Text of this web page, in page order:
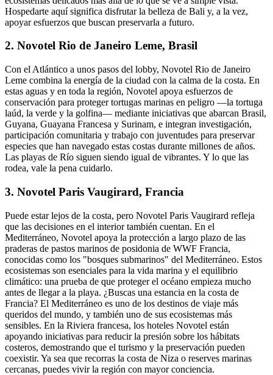
Hospedarte aquí significa disfrutar la belleza de Bali y, a la vez,
apoyar esfuerzos que buscan preservarla a futuro.
2. Novotel Rio de Janeiro Leme, Brasil
Con el Atlántico a unos pasos del lobby, Novotel Rio de Janeiro
Leme combina la energía de la ciudad con la calma de la costa. En
estas aguas y en toda la región, Novotel apoya esfuerzos de
conservación para proteger tortugas marinas en peligro —la tortuga
laúd, la verde y la golfina— mediante iniciativas que abarcan Brasil,
Guyana, Guayana Francesa y Surinam, e integran investigación,
participación comunitaria y trabajo con juventudes para preservar
especies que han navegado estas costas durante millones de años.
Las playas de Río siguen siendo igual de vibrantes. Y lo que las
rodea, vale la pena cuidarlo.
3. Novotel Paris Vaugirard, Francia
Puede estar lejos de la costa, pero Novotel Paris Vaugirard refleja
que las decisiones en el interior también cuentan. En el
Mediterráneo, Novotel apoya la protección a largo plazo de las
praderas de pastos marinos de posidonia de WWF Francia,
conocidas como los "bosques submarinos" del Mediterráneo. Estos
ecosistemas son esenciales para la vida marina y el equilibrio
climático: una prueba de que proteger el océano empieza mucho
antes de llegar a la playa. ¿Buscas una estancia en la costa de
Francia? El Mediterráneo es uno de los destinos de viaje más
queridos del mundo, y también uno de sus ecosistemas más
sensibles. En la Riviera francesa, los hoteles Novotel están
apoyando iniciativas para reducir la presión sobre los hábitats
costeros, demostrando que el turismo y la preservación pueden
coexistir. Ya sea que recorras la costa de Niza o reserves marinas
cercanas, puedes vivir la región con mayor conciencia.